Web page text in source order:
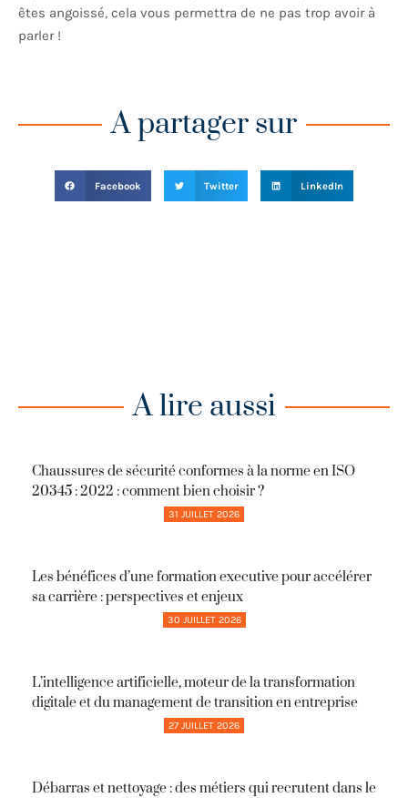
êtes angoissé, cela vous permettra de ne pas trop avoir à
parler !
A partager sur
Facebook Twitter LinkedIn
A lire aussi
Chaussures de sécurité conformes à la norme en ISO
20345 : 2022 : comment bien choisir ?
31 JUILLET 2026
Les bénéfices d’une formation executive pour accélérer
sa carrière : perspectives et enjeux
30 JUILLET 2026
L’intelligence artificielle, moteur de la transformation
digitale et du management de transition en entreprise
27 JUILLET 2026
Débarras et nettoyage : des métiers qui recrutent dans le